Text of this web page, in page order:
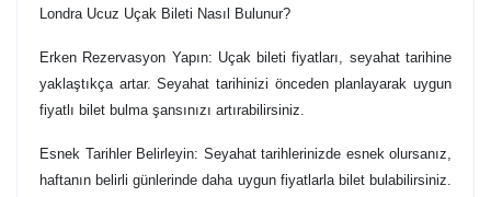
Londra Ucuz Uçak Bileti Nasıl Bulunur?
Erken Rezervasyon Yapın: Uçak bileti fiyatları, seyahat tarihine
yaklaştıkça artar. Seyahat tarihinizi önceden planlayarak uygun
fiyatlı bilet bulma şansınızı artırabilirsiniz.
Esnek Tarihler Belirleyin: Seyahat tarihlerinizde esnek olursanız,
haftanın belirli günlerinde daha uygun fiyatlarla bilet bulabilirsiniz.